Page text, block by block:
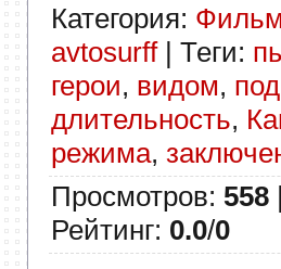
Категория:
avtosurff| Теги:
герои, видом, под
длительность,
режима,
Просмотров: 558
Рейтинг: 0.0/0